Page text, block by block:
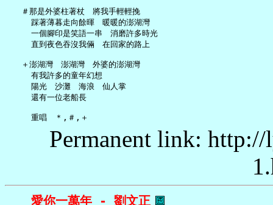
   ＃那是外婆柱著杖　將我手輕輕挽
     踩著薄暮走向餘暉　暖暖的澎湖灣
     一個腳印是笑語一串　消磨許多時光
     直到夜色吞沒我倆　在回家的路上
   ＋澎湖灣　澎湖灣　外婆的澎湖灣
     有我許多的童年幻想
     陽光　沙灘　海浪　仙人掌
     還有一位老船長
Permanent link:
愛你一萬年 - 劉文正